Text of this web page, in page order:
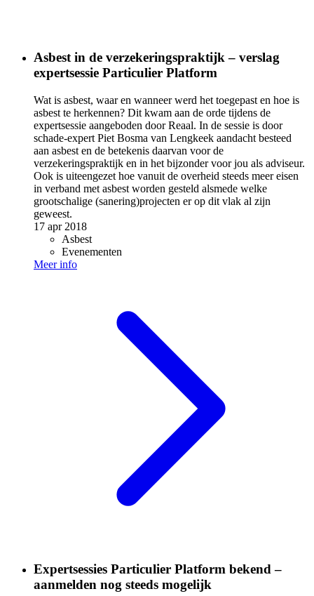
Asbest in de verzekeringspraktijk – verslag
expertsessie Particulier Platform
Wat is asbest, waar en wanneer werd het toegepast en hoe is
asbest te herkennen? Dit kwam aan de orde tijdens de
expertsessie aangeboden door Reaal. In de sessie is door
schade-expert Piet Bosma van Lengkeek aandacht besteed
aan asbest en de betekenis daarvan voor de
verzekeringspraktijk en in het bijzonder voor jou als adviseur.
Ook is uiteengezet hoe vanuit de overheid steeds meer eisen
in verband met asbest worden gesteld alsmede welke
grootschalige (sanering)projecten er op dit vlak al zijn
geweest.
17 apr 2018
Asbest
Evenementen
Meer info
Expertsessies Particulier Platform bekend –
aanmelden nog steeds mogelijk